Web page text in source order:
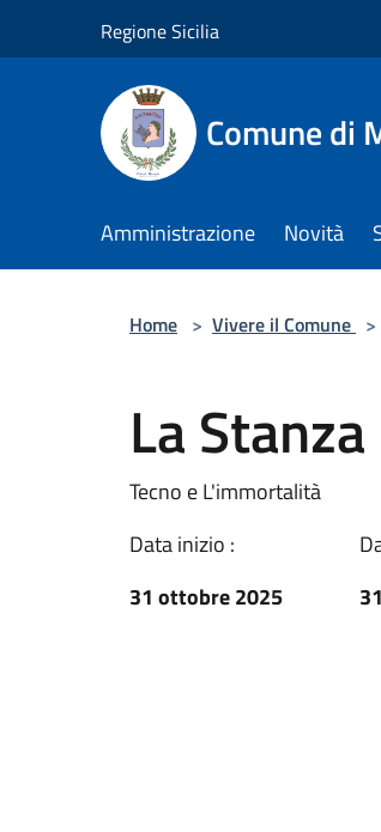
Regione Sicilia
Comune di
Amministrazione Novità
Home > Vivere il Comune >
La
Tecno e L'immortalità
Data inizio :
31 ottobre 2025